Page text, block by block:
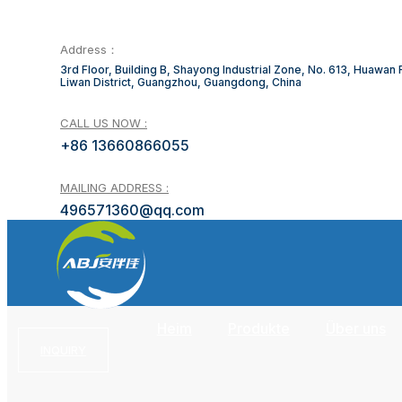
Address：
3rd Floor, Building B, Shayong Industrial Zone, No. 613, Huawan
Liwan District, Guangzhou, Guangdong, China
CALL US NOW :
+86 13660866055
MAILING ADDRESS :
496571360@qq.com